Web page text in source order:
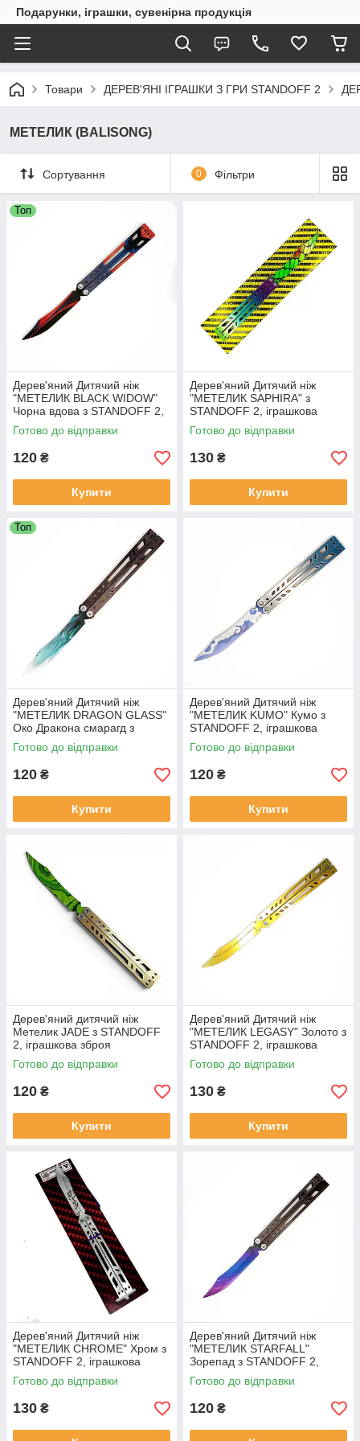
Подарунки, іграшки, сувенірна продукція
Товари ДЕРЕВ'ЯНІ ІГРАШКИ З ГРИ STANDOFF 2
МЕТЕЛИК (BALISONG)
Сортування 0 Фільтри
Топ
Дерев'яний Дитячий ніж
"МЕТЕЛИК BLACK WIDOW"
Чорна вдова з STANDOFF 2,
іграшкова зброя
Готово до відправки
120 ₴
Купити
Дерев'яний Дитячий ніж
"МЕТЕЛИК SAPHIRA" з
STANDOFF 2, іграшкова
зброя
Готово до відправки
130 ₴
Купити
Топ
Дерев'яний Дитячий ніж
"МЕТЕЛИК DRAGON GLASS"
Око Дракона смарагд з
STANDOFF 2, іграшкова
зброя
Готово до відправки
120 ₴
Купити
Дерев'яний Дитячий ніж
"МЕТЕЛИК KUMO" Кумо з
STANDOFF 2, іграшкова
зброя
Готово до відправки
120 ₴
Купити
Дерев'яний дитячий ніж
Метелик JADE з STANDOFF
2, іграшкова зброя
Готово до відправки
120 ₴
Купити
Дерев'яний Дитячий ніж
"МЕТЕЛИК LEGASY" Золото з
STANDOFF 2, іграшкова
зброя
Готово до відправки
130 ₴
Купити
Дерев'яний Дитячий ніж
"МЕТЕЛИК CHROME" Хром з
STANDOFF 2, іграшкова
зброя
Готово до відправки
130 ₴
Дерев'яний Дитячий ніж
"МЕТЕЛИК STARFALL"
Зорепад з STANDOFF 2,
іграшкова зброя
Готово до відправки
120 ₴